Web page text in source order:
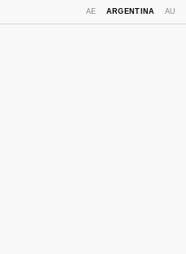
AE ARGENTINA AU